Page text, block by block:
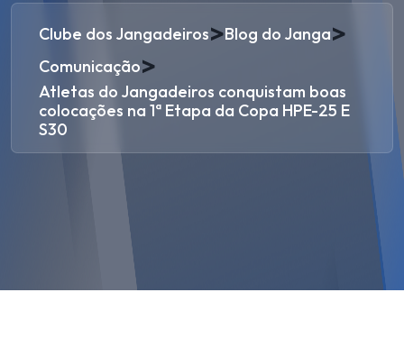
Clube dos Jangadeiros>Blog do Janga>
Comunicação>
Atletas do Jangadeiros conquistam boas
colocações na 1ª Etapa da Copa HPE-25 E
S30